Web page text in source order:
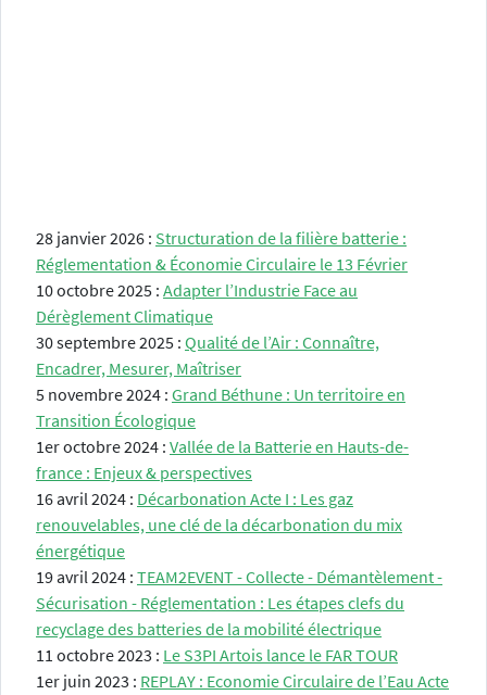
28 janvier 2026 : Structuration de la filière batterie :
Réglementation & Économie Circulaire le 13 Février
10 octobre 2025 : Adapter l’Industrie Face au
Dérèglement Climatique
30 septembre 2025 : Qualité de l’Air : Connaître,
Encadrer, Mesurer, Maîtriser
5 novembre 2024 : Grand Béthune : Un territoire en
Transition Écologique
1er octobre 2024 : Vallée de la Batterie en Hauts-de-
france : Enjeux & perspectives
16 avril 2024 : Décarbonation Acte I : Les gaz
renouvelables, une clé de la décarbonation du mix
énergétique
19 avril 2024 : TEAM2EVENT - Collecte - Démantèlement -
Sécurisation - Réglementation : Les étapes clefs du
recyclage des batteries de la mobilité électrique
11 octobre 2023 : Le S3PI Artois lance le FAR TOUR
1er juin 2023 : REPLAY : Economie Circulaire de l’Eau Acte